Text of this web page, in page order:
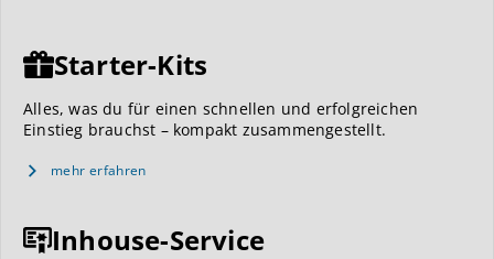
Starter-Kits
Alles, was du für einen schnellen und erfolgreichen
Einstieg brauchst – kompakt zusammengestellt.
mehr erfahren
Inhouse-Service